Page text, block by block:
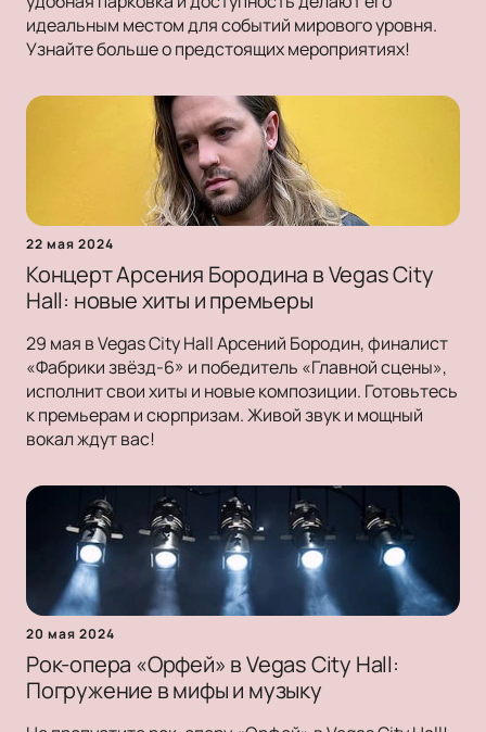
идеальным местом для событий мирового уровня.
Узнайте больше о предстоящих мероприятиях!
22 мая 2024
Концерт Арсения Бородина в Vegas City
Hall: новые хиты и премьеры
29 мая в Vegas City Hall Арсений Бородин, финалист
«Фабрики звёзд-6» и победитель «Главной сцены»,
исполнит свои хиты и новые композиции. Готовьтесь
к премьерам и сюрпризам. Живой звук и мощный
вокал ждут вас!
20 мая 2024
Рок-опера «Орфей» в Vegas City Hall:
Погружение в мифы и музыку